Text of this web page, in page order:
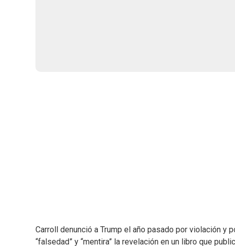
Carroll denunció a Trump el año pasado por violación y
“falsedad” y “mentira” la revelación en un libro que